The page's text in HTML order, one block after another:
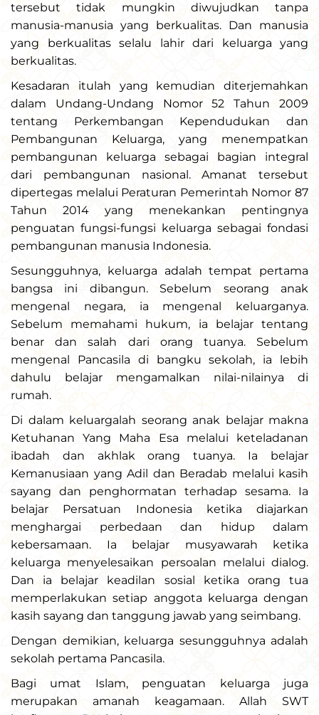
tersebut tidak mungkin diwujudkan tanpa
manusia-manusia yang berkualitas. Dan manusia
yang berkualitas selalu lahir dari keluarga yang
berkualitas.
Kesadaran itulah yang kemudian diterjemahkan
dalam Undang-Undang Nomor 52 Tahun 2009
tentang Perkembangan Kependudukan dan
Pembangunan Keluarga, yang menempatkan
pembangunan keluarga sebagai bagian integral
dari pembangunan nasional. Amanat tersebut
dipertegas melalui Peraturan Pemerintah Nomor 87
Tahun 2014 yang menekankan pentingnya
penguatan fungsi-fungsi keluarga sebagai fondasi
pembangunan manusia Indonesia.
Sesungguhnya, keluarga adalah tempat pertama
bangsa ini dibangun. Sebelum seorang anak
mengenal negara, ia mengenal keluarganya.
Sebelum memahami hukum, ia belajar tentang
benar dan salah dari orang tuanya. Sebelum
mengenal Pancasila di bangku sekolah, ia lebih
dahulu belajar mengamalkan nilai-nilainya di
rumah.
Di dalam keluargalah seorang anak belajar makna
Ketuhanan Yang Maha Esa melalui keteladanan
ibadah dan akhlak orang tuanya. Ia belajar
Kemanusiaan yang Adil dan Beradab melalui kasih
sayang dan penghormatan terhadap sesama. Ia
belajar Persatuan Indonesia ketika diajarkan
menghargai perbedaan dan hidup dalam
kebersamaan. Ia belajar musyawarah ketika
keluarga menyelesaikan persoalan melalui dialog.
Dan ia belajar keadilan sosial ketika orang tua
memperlakukan setiap anggota keluarga dengan
kasih sayang dan tanggung jawab yang seimbang.
Dengan demikian, keluarga sesungguhnya adalah
sekolah pertama Pancasila.
Bagi umat Islam, penguatan keluarga juga
merupakan amanah keagamaan. Allah SWT